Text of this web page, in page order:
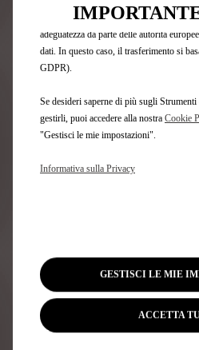
Europeo (SEE) che potrebbero non aver
adeguatezza da parte delle autorità
dati. In questo caso, il trasferimento si
GDPR).
Se desideri saperne di più sugli
gestirli, puoi accedere alla nostra Cookie
"Gestisci le mie impostazioni".
Informativa sulla Privacy
GESTISCI LE MIE
ACCETTA